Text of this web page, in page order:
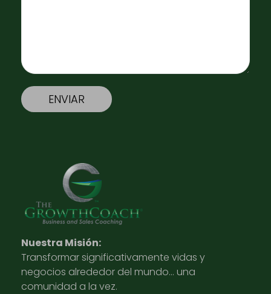
Nuestra Misión:
Transformar significativamente vidas y
negocios alrededor del mundo… una
comunidad a la vez.